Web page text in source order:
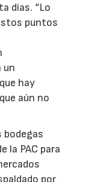
días. “Lo
puntos
un
hay
aún no
bodegas
la PAC para